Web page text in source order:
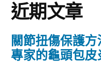
近期文章
關節扭傷保護
專家的龜頭包皮